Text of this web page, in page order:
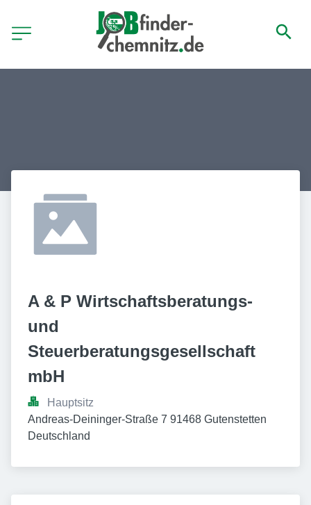
A & P Wirtschaftsberatungs-
und
Steuerberatungsgesellschaft
mbH
Hauptsitz
Andreas-Deininger-Straße 7 91468 Gutenstetten
Deutschland